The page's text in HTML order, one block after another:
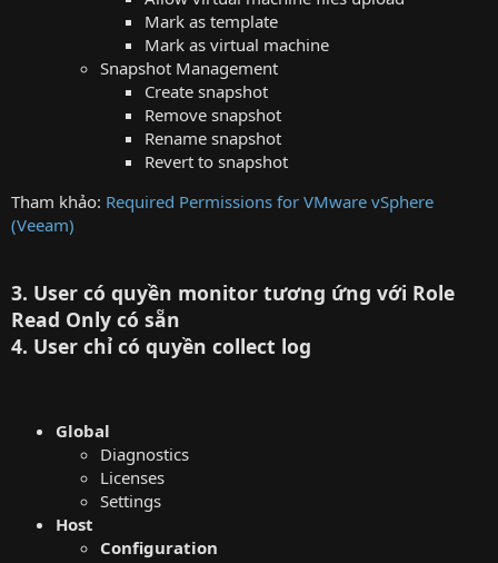
Mark as template
Mark as virtual machine
Snapshot Management
Create snapshot
Remove snapshot
Rename snapshot
Revert to snapshot
Tham khảo: Required Permissions for VMware vSphere
(Veeam)
3. User có quyền monitor tương ứng với Role
Read Only có sẵn
4. User chỉ có quyền collect log
Global
Diagnostics
Licenses
Settings
Host
Configuration